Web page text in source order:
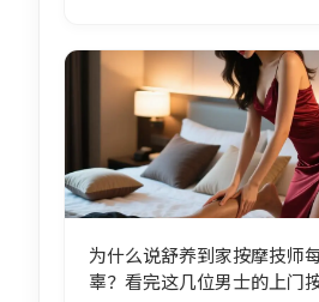
为什么说舒养到家按摩技师
辜？看完这几位男士的上门